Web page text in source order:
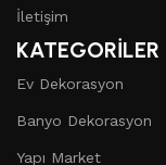
İletişim
KATEGORİLER
Ev Dekorasyon
Banyo Dekorasyon
Yapı Market